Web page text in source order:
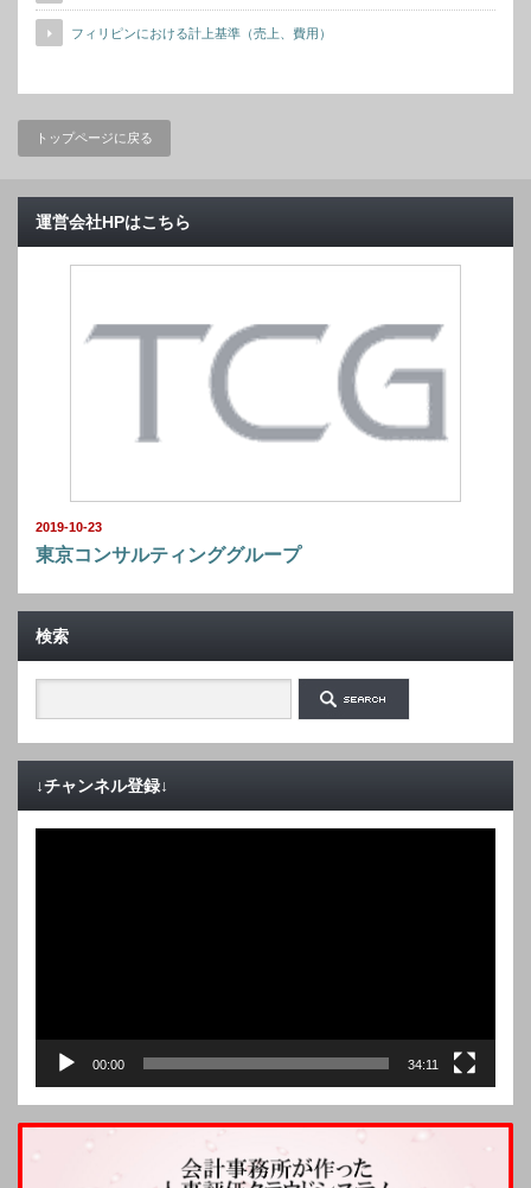
フィリピンにおける計上基準（売上、費用）
トップページに戻る
運営会社HPはこちら
2019-10-23
東京コンサルティンググループ
検索
↓チャンネル登録↓
00:00 34:11